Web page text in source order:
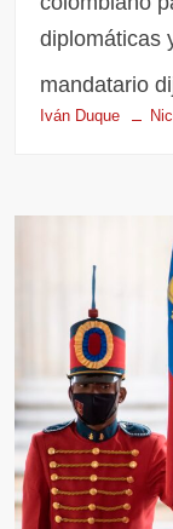
diplomáticas
mandatario
Iván Duque